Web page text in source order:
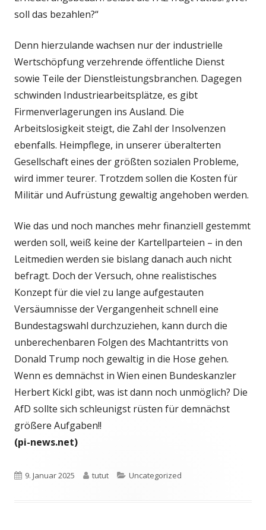
soll das bezahlen?“
Denn hierzulande wachsen nur der industrielle
Wertschöpfung verzehrende öffentliche Dienst
sowie Teile der Dienstleistungsbranchen. Dagegen
schwinden Industriearbeitsplätze, es gibt
Firmenverlagerungen ins Ausland. Die
Arbeitslosigkeit steigt, die Zahl der Insolvenzen
ebenfalls. Heimpflege, in unserer überalterten
Gesellschaft eines der größten sozialen Probleme,
wird immer teurer. Trotzdem sollen die Kosten für
Militär und Aufrüstung gewaltig angehoben werden.
Wie das und noch manches mehr finanziell gestemmt
werden soll, weiß keine der Kartellparteien – in den
Leitmedien werden sie bislang danach auch nicht
befragt. Doch der Versuch, ohne realistisches
Konzept für die viel zu lange aufgestauten
Versäumnisse der Vergangenheit schnell eine
Bundestagswahl durchzuziehen, kann durch die
unberechenbaren Folgen des Machtantritts von
Donald Trump noch gewaltig in die Hose gehen.
Wenn es demnächst in Wien einen Bundeskanzler
Herbert Kickl gibt, was ist dann noch unmöglich? Die
AfD sollte sich schleunigst rüsten für demnächst
größere Aufgaben!!
(pi-news.net)
Veröffentlicht
9. Januar 2025 Autor
tutut Kategorien
Uncategorized